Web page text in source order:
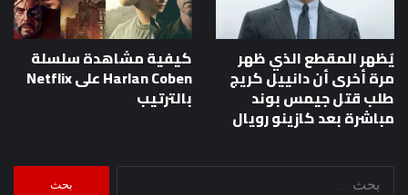
يُظهر المقطع الذي ظهر
مرة أخرى أن دانييل كريج
طلب قتل جيمس بوند
مباشرة بعد كازينو رويال
كيفية مشاهدة سلسلة
Harlan Coben على Netflix
بالترتيب